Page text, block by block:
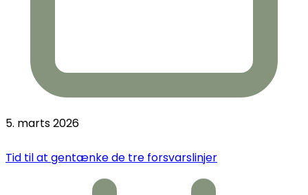
5. marts 2026
Tid til at gentænke de tre forsvarslinjer